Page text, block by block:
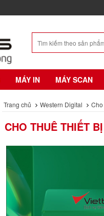
MÁY IN MÁY SCAN
Trang chủ Western Digital
CHO THUÊ THIẾT